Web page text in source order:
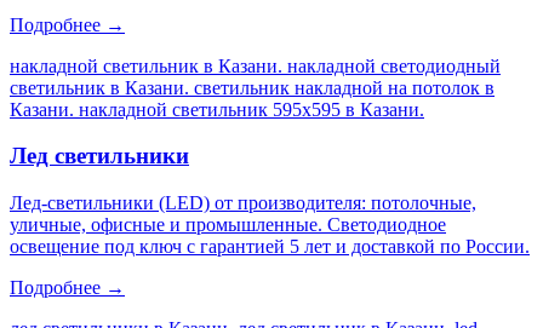
Подробнее →
накладной светильник в Казани. накладной светодиодный
светильник в Казани. светильник накладной на потолок в
Казани. накладной светильник 595х595 в Казани.
Лед светильники
Лед-светильники (LED) от производителя: потолочные,
уличные, офисные и промышленные. Светодиодное
освещение под ключ с гарантией 5 лет и доставкой по России.
Подробнее →